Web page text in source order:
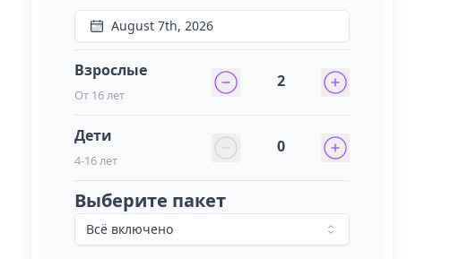
August 7th, 2026
Взрослые
От 16 лет
2
Дети
4-16 лет
0
Выберите пакет
Всё включено